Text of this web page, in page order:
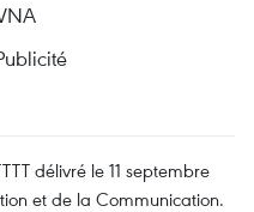
délivré le 11 septembre
et de la Communication.